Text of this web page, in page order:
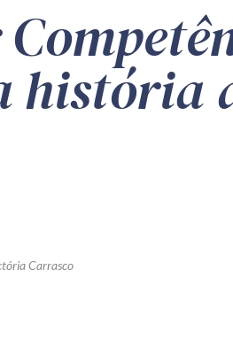
história
Carrasco